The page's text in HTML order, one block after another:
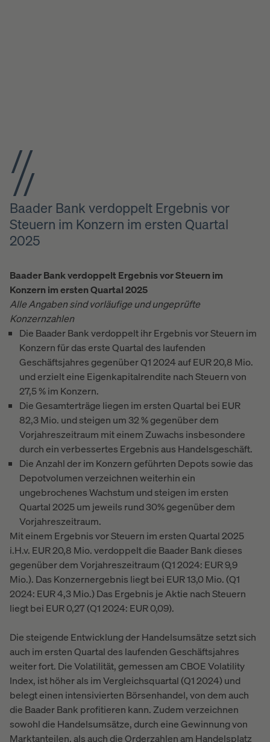
Baader Bank verdoppelt Ergebnis vor
Steuern im Konzern im ersten Quartal
2025
Baader Bank verdoppelt Ergebnis vor Steuern im
Konzern im ersten Quartal 2025
Alle Angaben sind vorläufige und ungeprüfte
Konzernzahlen
Die Baader Bank verdoppelt ihr Ergebnis vor Steuern im
Konzern für das erste Quartal des laufenden
Geschäftsjahres gegenüber Q1 2024 auf EUR 20,8 Mio.
und erzielt eine Eigenkapitalrendite nach Steuern von
27,5 % im Konzern.
Die Gesamterträge liegen im ersten Quartal bei EUR
82,3 Mio. und steigen um 32 % gegenüber dem
Vorjahreszeitraum mit einem Zuwachs insbesondere
durch ein verbessertes Ergebnis aus Handelsgeschäft.
Die Anzahl der im Konzern geführten Depots sowie das
Depotvolumen verzeichnen weiterhin ein
ungebrochenes Wachstum und steigen im ersten
Quartal 2025 um jeweils rund 30% gegenüber dem
Vorjahreszeitraum.
Mit einem Ergebnis vor Steuern im ersten Quartal 2025
i.H.v. EUR 20,8 Mio. verdoppelt die Baader Bank dieses
gegenüber dem Vorjahreszeitraum (Q1 2024: EUR 9,9
Mio.). Das Konzernergebnis liegt bei EUR 13,0 Mio. (Q1
2024: EUR 4,3 Mio.) Das Ergebnis je Aktie nach Steuern
liegt bei EUR 0,27 (Q1 2024: EUR 0,09).
Die steigende Entwicklung der Handelsumsätze setzt sich
auch im ersten Quartal des laufenden Geschäftsjahres
weiter fort. Die Volatilität, gemessen am CBOE Volatility
Index, ist höher als im Vergleichsquartal (Q1 2024) und
belegt einen intensivierten Börsenhandel, von dem auch
die Baader Bank profitieren kann. Zudem verzeichnen
sowohl die Handelsumsätze, durch eine Gewinnung von
Marktanteilen, als auch die Orderzahlen am Handelsplatz